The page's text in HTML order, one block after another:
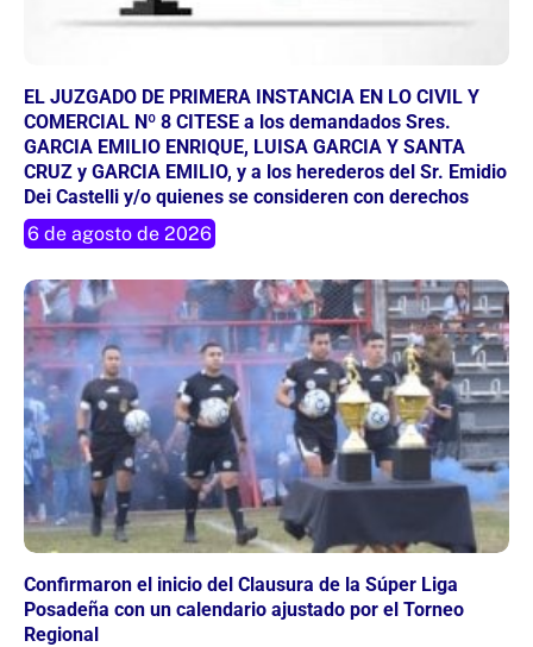
EL JUZGADO DE PRIMERA INSTANCIA EN LO CIVIL Y
COMERCIAL Nº 8 CITESE a los demandados Sres.
GARCIA EMILIO ENRIQUE, LUISA GARCIA Y SANTA
CRUZ y GARCIA EMILIO, y a los herederos del Sr. Emidio
Dei Castelli y/o quienes se consideren con derechos
6 de agosto de 2026
Confirmaron el inicio del Clausura de la Súper Liga
Posadeña con un calendario ajustado por el Torneo
Regional